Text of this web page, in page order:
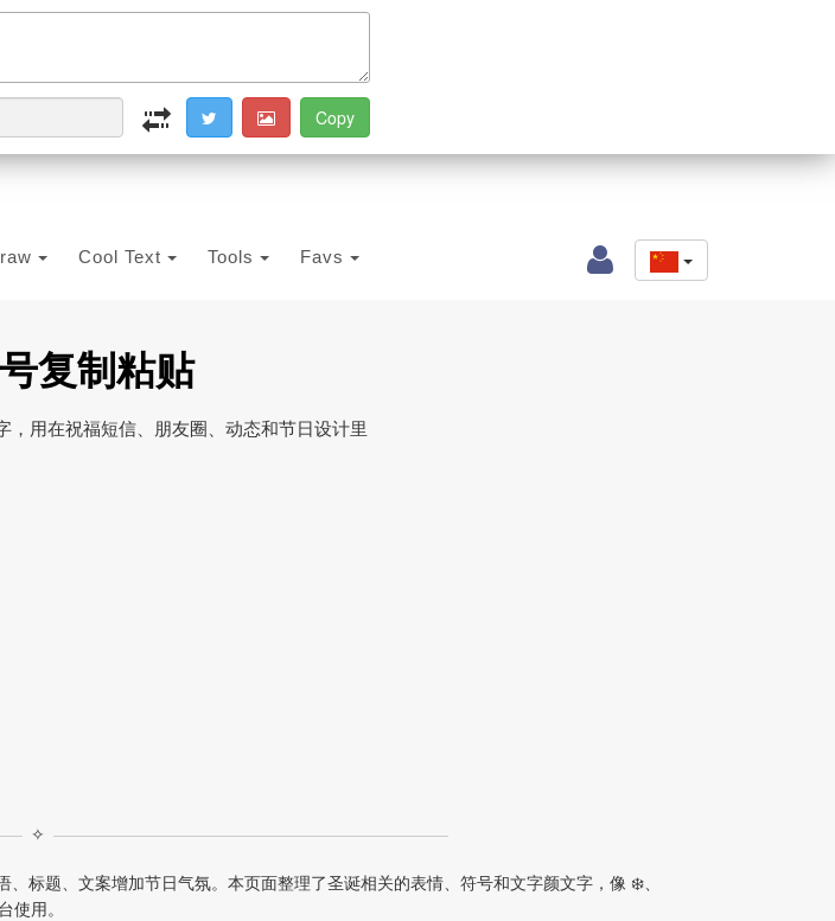
Cool Text Tools Favs
复制粘贴
用在祝福短信、朋友圈、动态和节日设计里
✧
标题、文案增加节日气氛。本页面整理了圣诞相关的表情、符号和文字颜文字，像 ❄️、
用。